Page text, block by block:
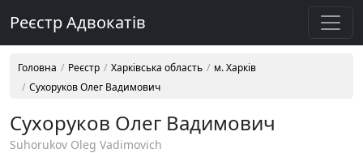
Реєстр Адвокатів
Головна Реєстр Харківська область
м. Харків
Сухоруков Олег Вадимович
Сухоруков Олег Вадимович
Suhorukov Oleg Vadimovich